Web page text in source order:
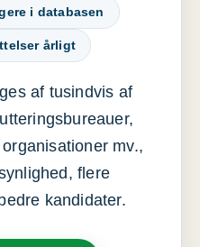
i databasen
årligt
af tusindvis af
mv.,
flere
kandidater.